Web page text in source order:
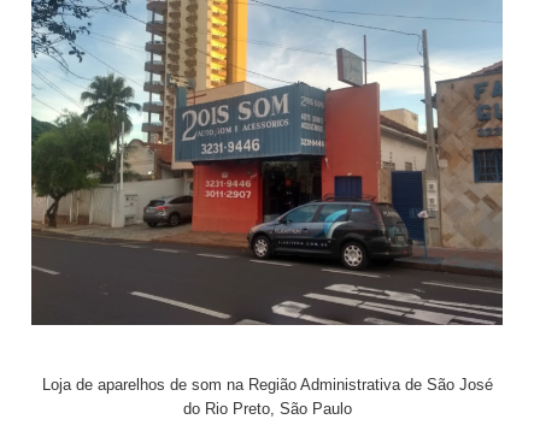
Loja de aparelhos de som na Região Administrativa de São José
do Rio Preto, São Paulo